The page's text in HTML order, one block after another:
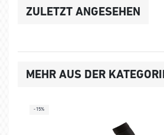
ZULETZT ANGESEHEN
MEHR AUS DER
-15%